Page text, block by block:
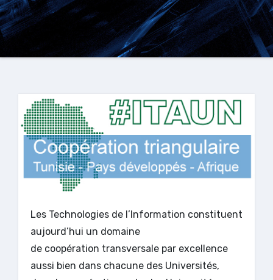
Les Technologies de l’Information constituent
aujourd’hui un domaine
de coopération transversale par excellence
aussi bien dans chacune des Universités,